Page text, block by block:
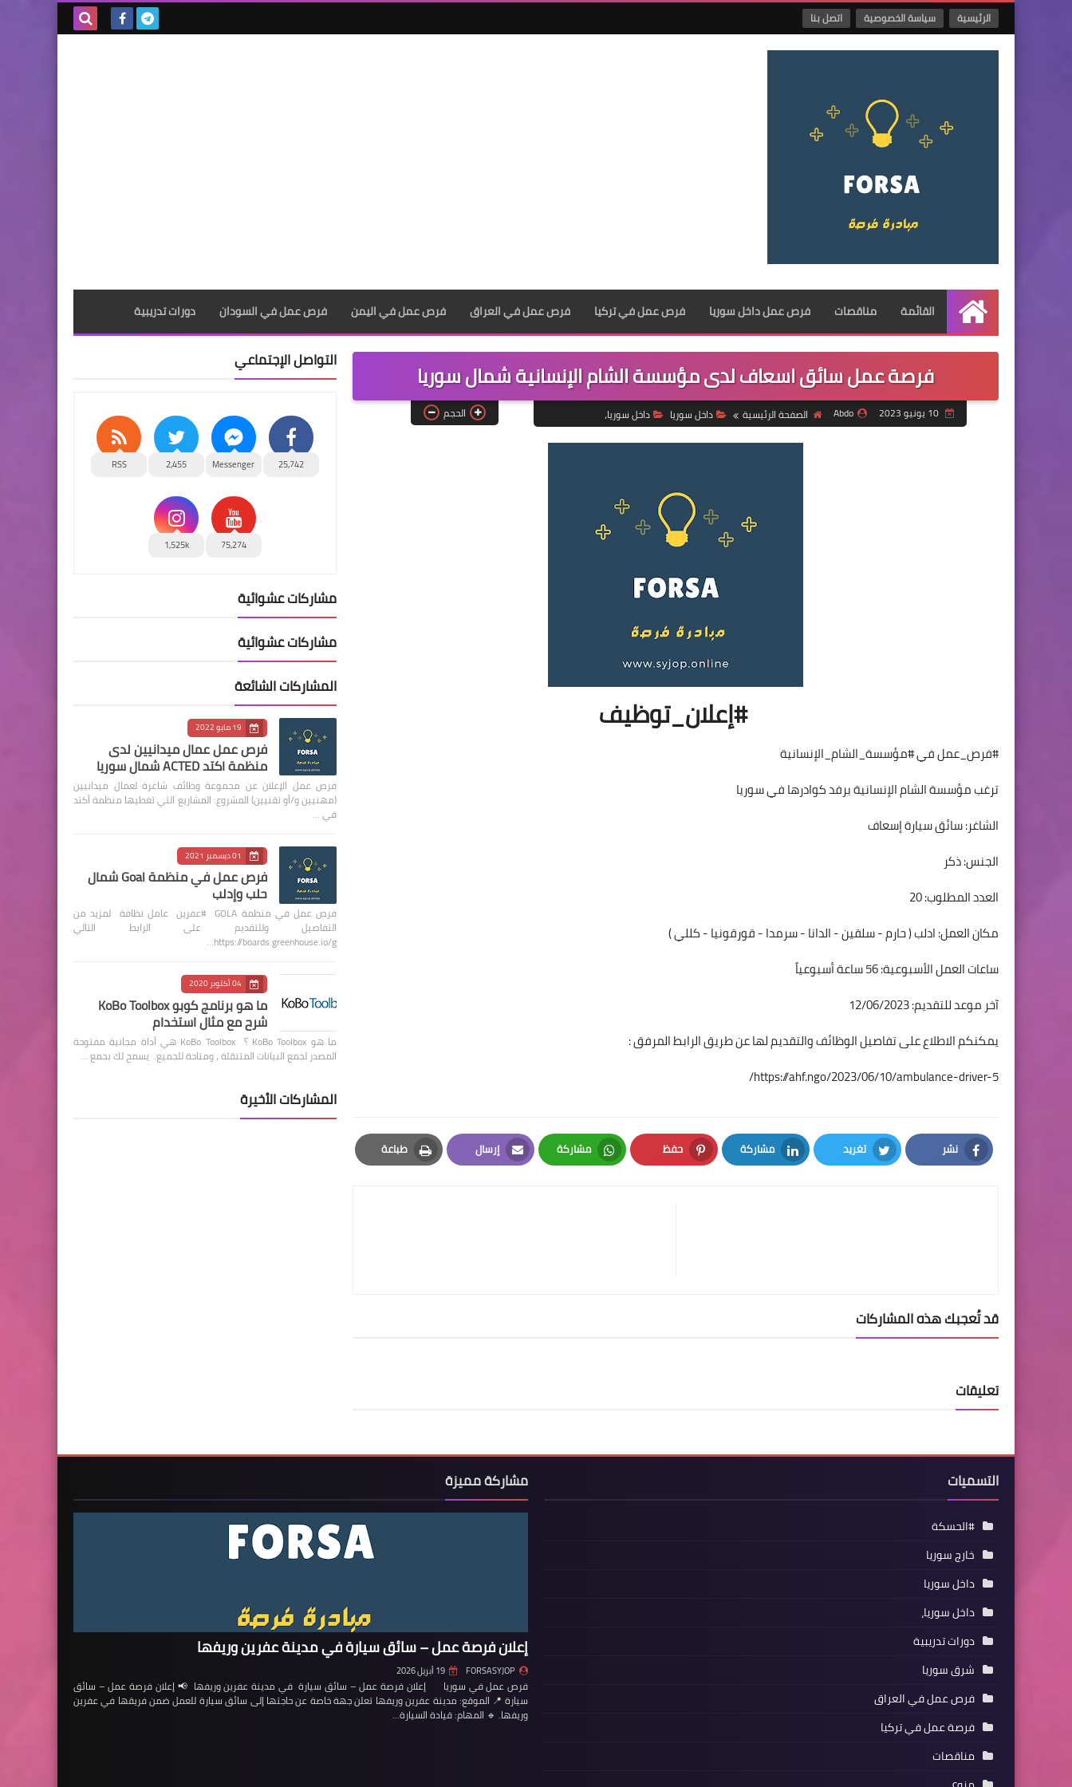
الرئيسية سياسة الخصوصية اتصل بنا
الرئيسية
القائمة مناقصات فرص عمل داخل سوريا فرص عمل في تركيا فرص عمل في العراق فرص عمل في اليمن فرص عمل في السودان دورات تدريبية
فرصة عمل سائق اسعاف لدى مؤسسة الشام الإنسانية شمال سوريا
10 يونيو 2023 Abdo الصفحة الرئيسية داخل سوريا داخل سوريا، الحجم
#إعلان_توظيف
#فرص_عمل في #مؤسسة_الشام_الإنسانية
ترغب مؤسسة الشام الإنسانية برفد كوادرها في سوريا
الشاغر: سائق سيارة إسعاف
الجنس: ذكر
العدد المطلوب: 20
مكان العمل: ادلب ( حارم - سلقين - الدانا - سرمدا - قورقونيا - كللي )
ساعات العمل الأسبوعية: 56 ساعة أسبوعياً
آخر موعد للتقديم: 12/06/2023
يمكنكم الاطلاع على تفاصيل الوظائف والتقديم لها عن طريق الرابط المرفق :
https://ahf.ngo/2023/06/10/ambulance-driver-5/
نشر
Facebook
تغريد
Twitter
مشاركة
LinkedIn
حفظ
Pinterest
مشاركة
Whatsapp
إرسال
Email
طباعة
Print
قد تُعجبك هذه المشاركات
تعليقات
التواصل الإجتماعي
25,742
Messenger
2,455
RSS
75,274
1,525k
مشاركات عشوائية
مشاركات عشوائية
المشاركات الشائعة
19 مايو 2022
فرص عمل عمال ميدانيين لدى
منظمة اكتد ACTED شمال سوريا
فرص عمل الإعلان عن مجموعة وظائف شاغرة لعمال ميدانيين
(مهنيين و/أو تقنيين) المشروع: المشاريع التي تغطيها منظمة أكتد
في …
01 ديسمبر 2021
فرص عمل في منظمة Goal شمال
حلب وإدلب
فرص عمل في منظمة GOLA #عفرين عامل نظافة لمزيد من
التفاصيل وللتقديم على الرابط التالي
https://boards.greenhouse.io/g…
04 أكتوبر 2020
ما هو برنامج كوبو KoBo Toolbox
شرح مع مثال استخدام
ما هو KoBo Toolbox ؟ KoBo Toolbox هي أداة مجانية مفتوحة
المصدر لجمع البيانات المتنقلة ، ومتاحة للجميع. يسمح لك بجمع …
المشاركات الأخيرة
التسميات
#الحسكة
خارج سوريا
داخل سوريا
داخل سوريا،
دورات تدريبية
شرق سوريا
فرص عمل في العراق
فرصة عمل في تركيا
مناقصات
مشاركة مميزة
إعلان فرصة عمل – سائق سيارة في مدينة عفرين وريفها
FORSASYJOP 19 أبريل 2026
فرص عمل في سوريا إعلان فرصة عمل – سائق سيارة في مدينة عفرين وريفها 📢 إعلان فرصة عمل – سائق
سيارة 📍 الموقع: مدينة عفرين وريفها تعلن جهة خاصة عن حاجتها إلى سائق سيارة للعمل ضمن فريقها في عفرين
وريفها. 🔹 المهام: قيادة السيارة…